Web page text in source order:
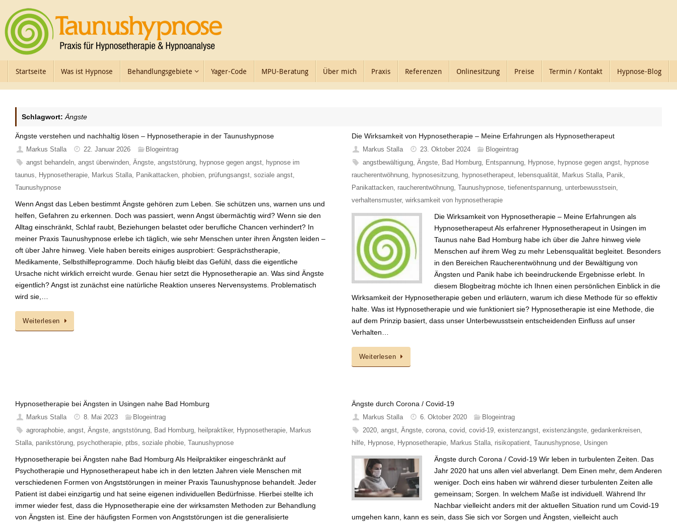
Inhalt
springen
InhaltStartseite Was ist Hypnose Behandlungsgebiete Yager-Code MPU-Beratung Über mich Praxis Referenzen Onlinesitzung Preise Termin / Kontakt Hypnose-Blog
Schlagwort: Ängste
Ängste verstehen und nachhaltig lösen – Hypnosetherapie in der Taunushypnose
Markus Stalla 22. Januar 2026
Blogeintrag
angst behandeln,angst überwinden,Ängste,angststörung, hypnose gegen angst, hypnose im
taunus, Hypnosetherapie, Markus Stalla, Panikattacken, phobien, prüfungsangst, soziale angst,
Taunushypnose
Wenn Angst das Leben bestimmt Ängste gehören zum Leben. Sie schützen uns, warnen uns und
helfen, Gefahren zu erkennen. Doch was passiert, wenn Angst übermächtig wird? Wenn sie den
Alltag einschränkt, Schlaf raubt, Beziehungen belastet oder berufliche Chancen verhindert? In
meiner Praxis Taunushypnose erlebe ich täglich, wie sehr Menschen unter ihren Ängsten leiden –
oft über Jahre hinweg. Viele haben bereits einiges ausprobiert: Gesprächstherapie,
Medikamente, Selbsthilfeprogramme. Doch häufig bleibt das Gefühl, dass die eigentliche
Ursache nicht wirklich erreicht wurde. Genau hier setzt die Hypnosetherapie an. Was sind Ängste
eigentlich? Angst ist zunächst eine natürliche Reaktion unseres Nervensystems. Problematisch
wird sie,…
Weiterlesen
Die Wirksamkeit von Hypnosetherapie – Meine Erfahrungen als Hypnosetherapeut
Markus Stalla 23. Oktober 2024
Blogeintrag
angstbewältigung, Ängste, Bad Homburg, Entspannung, Hypnose, hypnose gegen angst, hypnose
raucherentwöhnung, hypnosesitzung, hypnosetherapeut, lebensqualität, Markus Stalla, Panik,
Panikattacken, raucherentwöhnung, Taunushypnose, tiefenentspannung, unterbewusstsein,
verhaltensmuster, wirksamkeit von hypnosetherapie
Die Wirksamkeit von Hypnosetherapie – Meine Erfahrungen als
Hypnosetherapeut Als erfahrener Hypnosetherapeut in Usingen im
Taunus nahe Bad Homburg habe ich über die Jahre hinweg viele
Menschen auf ihrem Weg zu mehr Lebensqualität begleitet. Besonders
in den Bereichen Raucherentwöhnung und der Bewältigung von
Ängsten und Panik habe ich beeindruckende Ergebnisse erlebt. In
diesem Blogbeitrag möchte ich Ihnen einen persönlichen Einblick in die
Wirksamkeit der Hypnosetherapie geben und erläutern, warum ich diese Methode für so effektiv
halte. Was ist Hypnosetherapie und wie funktioniert sie? Hypnosetherapie ist eine Methode, die
auf dem Prinzip basiert, dass unser Unterbewusstsein entscheidenden Einfluss auf unser
Verhalten…
Weiterlesen
Hypnosetherapie bei Ängsten in Usingen nahe Bad Homburg
Markus Stalla 8. Mai 2023
Blogeintrag
agroraphobie,angst,Ängste,angststörung, Bad Homburg, heilpraktiker, Hypnosetherapie, Markus
Stalla, panikstörung, psychotherapie, ptbs, soziale phobie, Taunushypnose
Hypnosetherapie bei Ängsten nahe Bad Homburg Als Heilpraktiker eingeschränkt auf
Psychotherapie und Hypnosetherapeut habe ich in den letzten Jahren viele Menschen mit
verschiedenen Formen von Angststörungen in meiner Praxis Taunushypnose behandelt. Jeder
Patient ist dabei einzigartig und hat seine eigenen individuellen Bedürfnisse. Hierbei stellte ich
immer wieder fest, dass die Hypnosetherapie eine der wirksamsten Methoden zur Behandlung
von Ängsten ist. Eine der häufigsten Formen von Angststörungen ist die generalisierte
Ängste durch Corona / Covid-19
Markus Stalla 6. Oktober 2020
Blogeintrag
2020, angst, Ängste, corona, covid, covid-19, existenzangst, existenzängste, gedankenkreisen,
hilfe, Hypnose, Hypnosetherapie, Markus Stalla, risikopatient, Taunushypnose, Usingen
Ängste durch Corona / Covid-19 Wir leben in turbulenten Zeiten. Das
Jahr 2020 hat uns allen viel abverlangt. Dem Einen mehr, dem Anderen
weniger. Doch eins haben wir während dieser turbulenten Zeiten alle
gemeinsam; Sorgen. In welchem Maße ist individuell. Während Ihr
Nachbar vielleicht anders mit der aktuellen Situation rund um Covid-19
umgehen kann, kann es sein, dass Sie sich vor Sorgen und Ängsten, vielleicht auch